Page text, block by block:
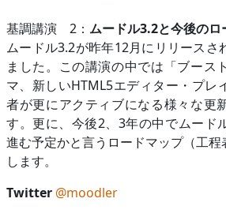
基調講演 2： ムードル3.2と今後のロ
ムードル3.2が昨年12月にリリースさ
ました。この講演の中では「ブース
マ、新しいHTML5エディター・プレ
者が更にアクティブになる様々な更
す。更に、今後2、3年の中でムード
進む予定かと言うロードマップ（工
します。
Twitter @moodler